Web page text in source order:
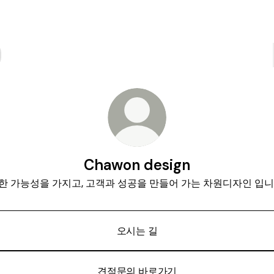
Chawon design
가능성을 가지고, 고객과 성공을 만들어 가는 차원디자인 입
오시는 길
견적문의 바로가기